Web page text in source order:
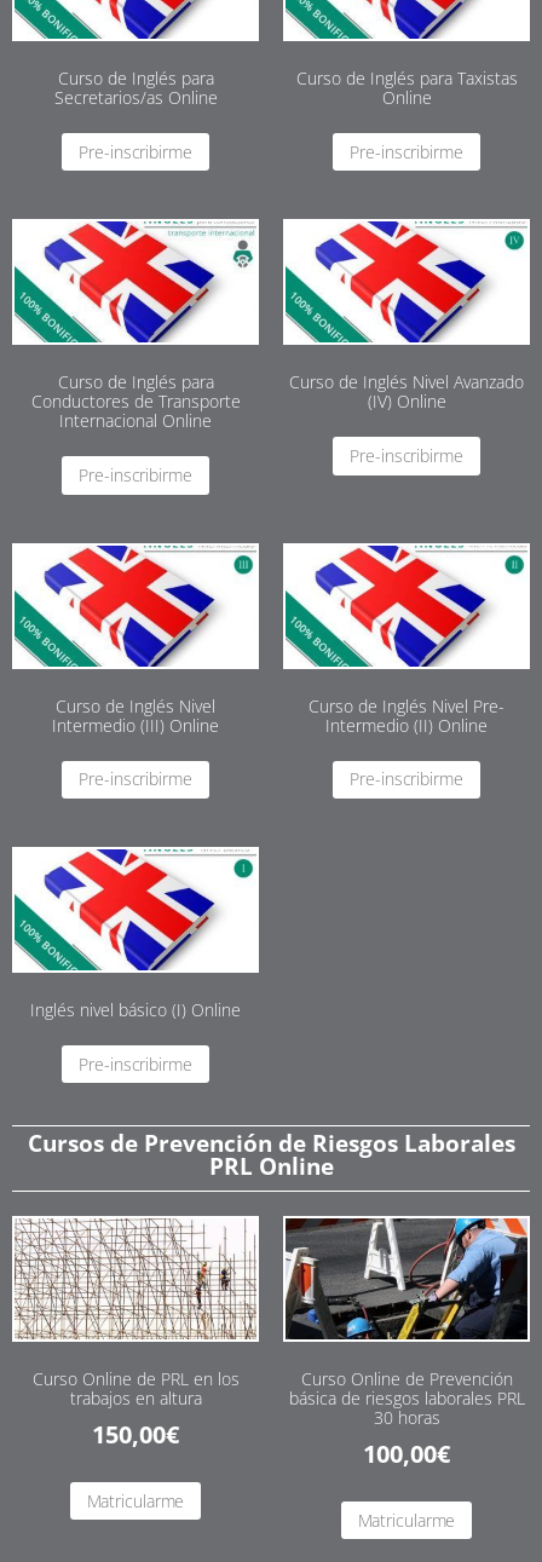
Curso de Inglés para
Secretarios/as Online
Pre-inscribirme
Curso de Inglés para Taxistas
Online
Pre-inscribirme
Curso de Inglés para
Conductores de Transporte
Internacional Online
Pre-inscribirme
Curso de Inglés Nivel Avanzado
(IV) Online
Pre-inscribirme
Curso de Inglés Nivel
Intermedio (III) Online
Pre-inscribirme
Curso de Inglés Nivel Pre-
Intermedio (II) Online
Pre-inscribirme
Inglés nivel básico (I) Online
Pre-inscribirme
Cursos de Prevención de Riesgos Laborales
PRL Online
Curso Online de PRL en los
trabajos en altura
150,00€
Matricularme
Curso Online de Prevención
básica de riesgos laborales PRL
30 horas
100,00€
Matricularme